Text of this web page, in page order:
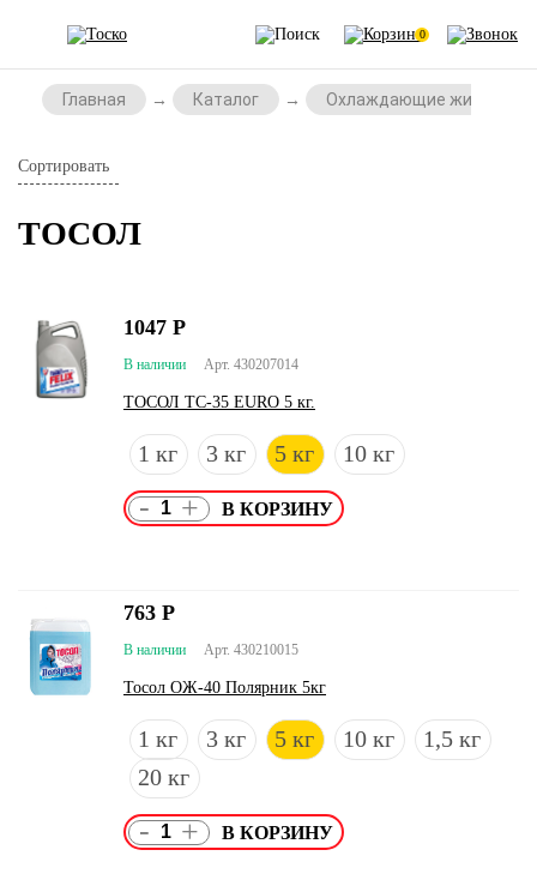
0
Главная Каталог Охлаждающие жидкости
Сортировать
ТОСОЛ
Арт. 430207014
В наличии
ТОСОЛ ТС-35 EURO 5 кг.
1 кг 3 кг 5 кг 10 кг
1047 Р
- +
Арт. 430210015
В наличии
Тосол ОЖ-40 Полярник 5кг
1 кг 3 кг 5 кг 10 кг
1,5 кг
20 кг
763 Р
- +